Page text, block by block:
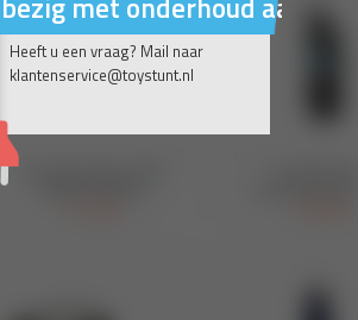
Heeft u een vraag? Mail naar
klantenservice@toystunt.nl